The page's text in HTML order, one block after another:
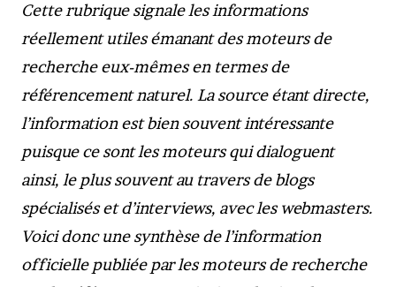
Cette rubrique signale les informations
réellement utiles émanant des moteurs de
recherche eux-mêmes en termes de
référencement naturel. La source étant directe,
l’information est bien souvent intéressante
puisque ce sont les moteurs qui dialoguent
ainsi, le plus souvent au travers de blogs
spécialisés et d’interviews, avec les webmasters.
Voici donc une synthèse de l’information
officielle publiée par les moteurs de recherche